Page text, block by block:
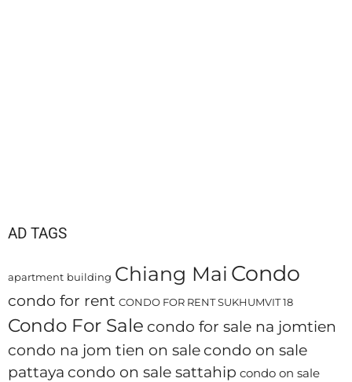
AD TAGS
apartment building Chiang Mai Condo
condo for rent CONDO FOR RENT SUKHUMVIT 18
Condo For Sale condo for sale na jomtien
condo na jom tien on sale condo on sale
pattaya condo on sale sattahip condo on sale